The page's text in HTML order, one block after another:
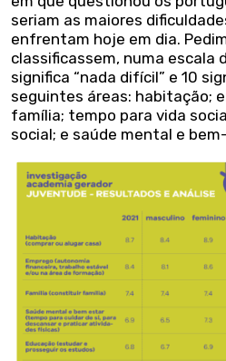
seriam as maiores
enfrentam hoje em dia.
classificassem, numa escala
significa “nada difícil” e 10
seguintes áreas: habitação;
família; tempo para vida
social; e saúde mental e